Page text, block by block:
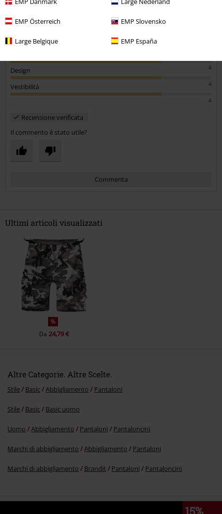
EMP Österreich EMP Slovensko
Large Belgique EMP España
4
Design
4
Vestibilità
4
Recensione verificata
Il commento è stato utile?
Commenta
Invia un commento
Ultimi articoli visualizzati
%
Da 24,79 €
Altre Categorie. Altre Scelte.
Stile Basic Abbigliamento Pantaloni
Stile Basic Basic uomo
Uomo Abbigliamento Pantaloni Pantaloncini
Marchi di abbigliamento Abbigliamento Pantaloni
Marchi di abbigliamento Brandit Pantaloni Pantaloncini
15%